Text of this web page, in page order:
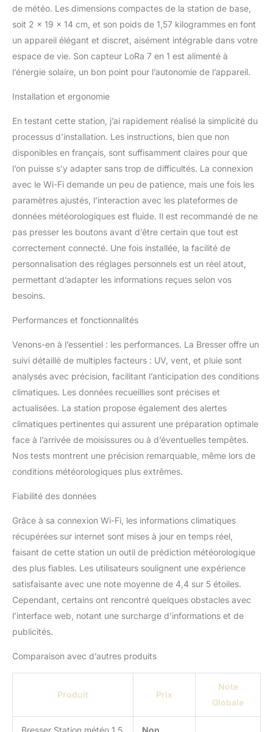
niveau UV, la pression
atmosphérique Lisez les
données/prévisions
locales et partagez-les
en ligne via le Wi-Fi Le
panneau solaire intégré
alarmes réglables
individuellement
surveillent les
météorologiques
extrêmes Options de
montage flexibles au mur
ou sur table, incluant le
manuel d’instructions,
garantissent un
assemblage facile et des
prévisions
de météo. Les dimensions compactes de la station de base,
soit 2 x 19 x 14 cm, et son poids de 1,57 kilogrammes en font
un appareil élégant et discret, aisément intégrable dans votre
espace de vie. Son capteur LoRa 7 en 1 est alimenté à
l’énergie solaire, un bon point pour l’autonomie de l’appareil.
Installation et ergonomie
En testant cette station, j’ai rapidement réalisé la simplicité du
processus d’installation. Les instructions, bien que non
disponibles en français, sont suffisamment claires pour que
l’on puisse s’y adapter sans trop de difficultés. La connexion
avec le Wi-Fi demande un peu de patience, mais une fois les
paramètres ajustés, l’interaction avec les plateformes de
données météorologiques est fluide. Il est recommandé de ne
pas presser les boutons avant d’être certain que tout est
correctement connecté. Une fois installée, la facilité de
personnalisation des réglages personnels est un réel atout,
permettant d’adapter les informations reçues selon vos
besoins.
Performances et fonctionnalités
Venons-en à l’essentiel : les performances. La Bresser offre un
suivi détaillé de multiples facteurs : UV, vent, et pluie sont
analysés avec précision, facilitant l’anticipation des conditions
climatiques. Les données recueillies sont précises et
actualisées. La station propose également des alertes
climatiques pertinentes qui assurent une préparation optimale
face à l’arrivée de moisissures ou à d’éventuelles tempêtes.
Nos tests montrent une précision remarquable, même lors de
conditions météorologiques plus extrêmes.
Fiabilité des données
Grâce à sa connexion Wi-Fi, les informations climatiques
récupérées sur internet sont mises à jour en temps réel,
faisant de cette station un outil de prédiction météorologique
des plus fiables. Les utilisateurs soulignent une expérience
satisfaisante avec une note moyenne de 4,4 sur 5 étoiles.
Cependant, certains ont rencontré quelques obstacles avec
l’interface web, notant une surcharge d’informations et de
publicités.
Comparaison avec d’autres produits
Produit Prix
Note
Globale